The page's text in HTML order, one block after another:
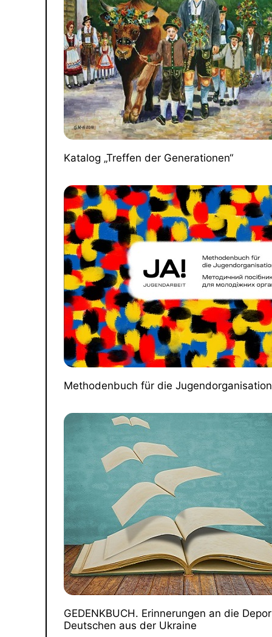
Katalog „Treffen der Generationen“
Methodenbuch für die
GEDENKBUCH. Erinnerungen an die
Deutschen aus der Ukraine